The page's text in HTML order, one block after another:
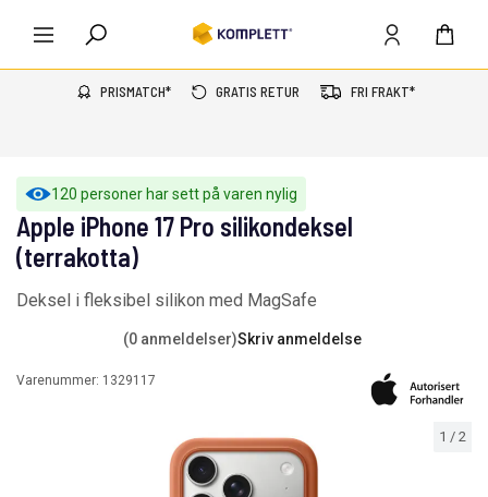
PRISMATCH* GRATIS RETUR FRI FRAKT*
120 personer har sett på varen nylig
1 / 2
Apple iPhone 17 Pro silikondeksel
(terrakotta)
Deksel i fleksibel silikon med MagSafe
(0 anmeldelser)Skriv anmeldelse
Varenummer: 1329117